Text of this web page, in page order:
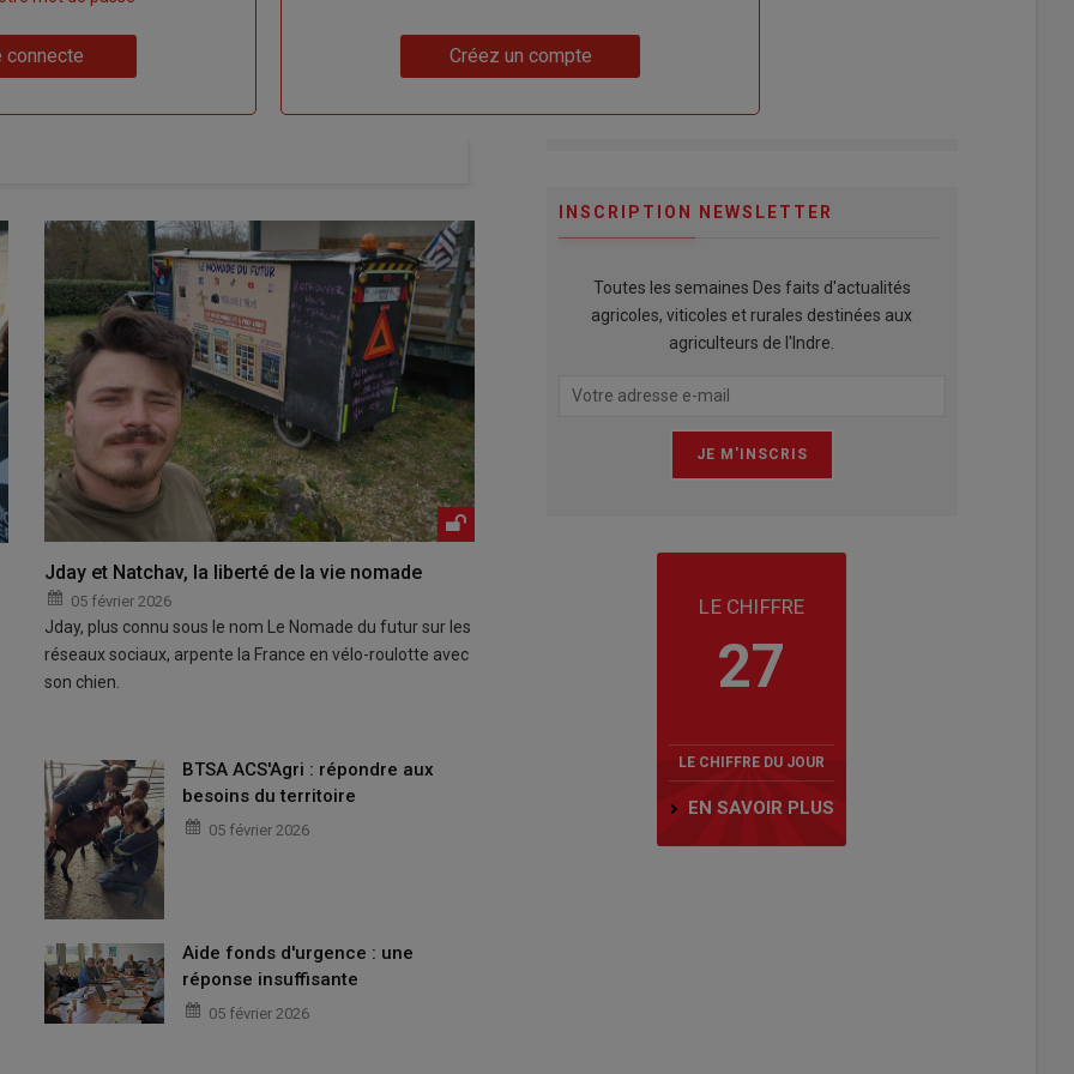
connecte Créez un compte
Jday et Natchav, la liberté de la vie nomade
05 février 2026
Jday, plus connu sous le nom Le Nomade du futur sur les
réseaux sociaux, arpente la France en vélo-roulotte avec
son chien.
BTSA ACS'Agri : répondre aux
besoins du territoire
05 février 2026
Aide fonds d'urgence : une
réponse insuffisante
05 février 2026
INSCRIPTION NEWSLETTER
Toutes les semaines Des faits d'actualités
agricoles, viticoles et rurales destinées aux
agriculteurs de l'Indre.
LE CHIFFRE
27
LE CHIFFRE DU JOUR
EN SAVOIR PLUS